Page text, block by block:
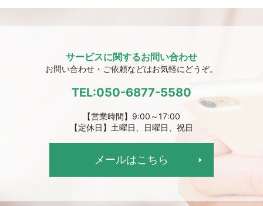
サービスに関するお問い合わせ
お問い合わせ・ご依頼などはお気軽にどうぞ。
TEL:050-6877-5580
【営業時間】9:00～17:00
【定休日】土曜日、日曜日、祝日
メールはこちら